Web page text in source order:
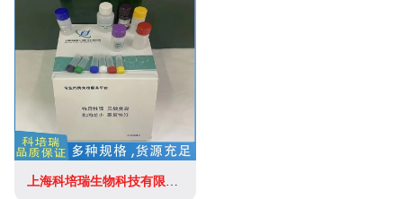
上海科培瑞生物科技有限公司